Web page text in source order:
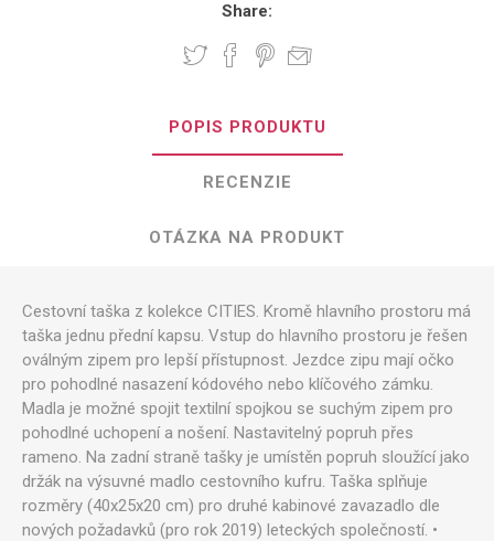
Share:
POPIS PRODUKTU
RECENZIE
OTÁZKA NA PRODUKT
Cestovní taška z kolekce CITIES. Kromě hlavního prostoru má
taška jednu přední kapsu. Vstup do hlavního prostoru je řešen
oválným zipem pro lepší přístupnost. Jezdce zipu mají očko
pro pohodlné nasazení kódového nebo klíčového zámku.
Madla je možné spojit textilní spojkou se suchým zipem pro
pohodlné uchopení a nošení. Nastavitelný popruh přes
rameno. Na zadní straně tašky je umístěn popruh sloužící jako
držák na výsuvné madlo cestovního kufru. Taška splňuje
rozměry (40x25x20 cm) pro druhé kabinové zavazadlo dle
nových požadavků (pro rok 2019) leteckých společností. •